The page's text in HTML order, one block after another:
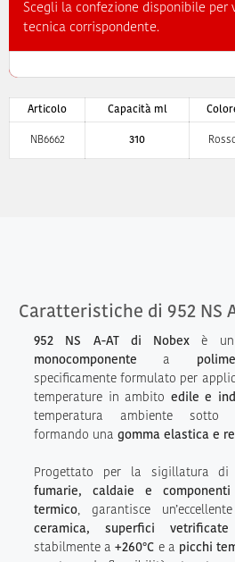
Scegli la confezione disponibile per
tecnica corrispondente.
Articolo Capacità ml
NB6662 310
Caratteristiche di 952 NS
952 NS A-AT di Nobex è
monocomponente a
specificamente formulato per
temperature in ambito edile e
temperatura ambiente sotto
formando una gomma elastica e
Progettato per la sigillatura
fumarie, caldaie e
termico, garantisce
ceramica, superfici
stabilmente a+260°C e a picchi